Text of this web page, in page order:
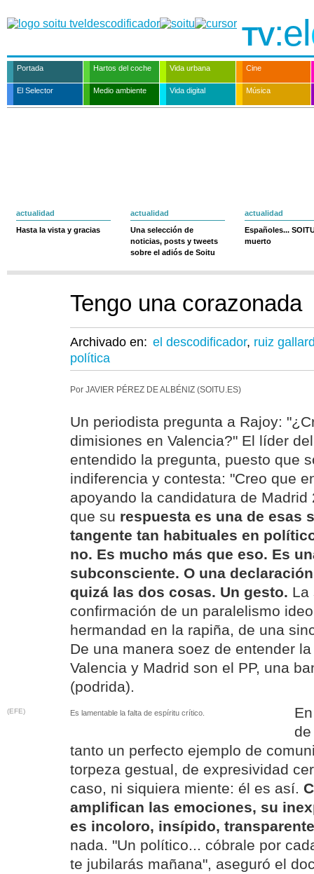
TV:el
Portada Hartos del coche Vida urbana Cine
El Selector Medio ambiente Vida digital Música
actualidad
Hasta la vista y gracias
actualidad
Una selección de
noticias, posts y tweets
sobre el adiós de Soitu
actualidad
Españoles...
muerto
Tengo una corazonada
Archivado en: el descodificador, ruiz
política
Por JAVIER PÉREZ DE ALBÉNIZ (SOITU.ES)
Un periodista pregunta a Rajoy:
dimisiones en Valencia?" El líder
entendido la pregunta, puesto que
indiferencia y contesta: "Creo que
apoyando la candidatura de
que su respuesta es una de esas
tangente tan habituales en
no. Es mucho más que eso. Es
subconsciente. O una
quizá las dos cosas. Un gesto. La
confirmación de un paralelismo
hermandad en la rapiña, de una
De una manera soez de entender
Valencia y Madrid son el PP, una
(podrida).
(EFE) Es lamentable la falta de espíritu crítico.
tanto un perfecto ejemplo de
torpeza gestual, de expresividad
caso, ni siquiera miente: él es así.
amplifican las emociones, su
es incoloro, insípido,
nada. "Un político... cóbrale por
te jubilarás mañana", aseguró el